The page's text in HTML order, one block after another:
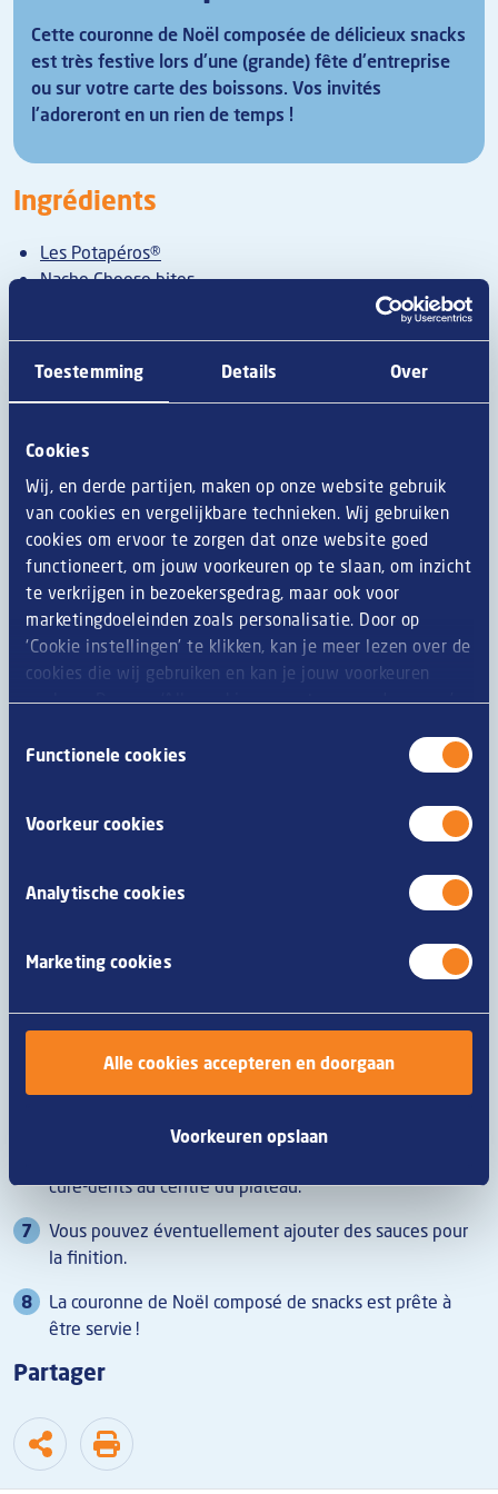
Toestemming Details Over
Cookies
Wij, en derde partijen, maken op onze website gebruik
van cookies en vergelijkbare technieken. Wij gebruiken
cookies om ervoor te zorgen dat onze website goed
functioneert, om jouw voorkeuren op te slaan, om inzicht
te verkrijgen in bezoekersgedrag, maar ook voor
marketingdoeleinden zoals personalisatie. Door op
‘Cookie instellingen’ te klikken, kan je meer lezen over de
cookies die wij gebruiken en kan je jouw voorkeuren
opslaan. Door op ‘Alle cookies accepteren en doorgaan’
cookies zoals omschreven in onze
Functionele cookies
Voorkeur cookies
Analytische cookies
Marketing cookies
Alle cookies accepteren en doorgaan
Voorkeuren opslaan
Cette couronne de Noël composée de délicieux snacks
est très festive lors d'une (grande) fête d'entreprise
ou sur votre carte des boissons. Vos invités
l'adoreront en un rien de temps !
Ingrédients
Les Potapéros®
Nacho Cheese bites
Bouchées Nacho Cheese (4 pièces)
Boulettes apéro De Bourgondiër (5 pièces)
Canneberge (9 pièces)
1 figue
2 grappes de tomates cerises
1 grappe de raisins
6 branches de romarin
Moutarde
Sauce chili
Cure-dents
Astuce : Vous pouvez augmenter ou diminuer la taille de
la couronne de Noël, en fonction des personnes
présentes.
Faites cuire les snacks en suivant les indications des
Coupez la figue en 4 quartiers et la branche de romarin
Déposez les morceaux de romarin sur le bord d'un
plateau rond qui servira à présenter la couronne de
Noël.
Déposez ensuite sur le romarin les quartiers de figue 2
cure-dents au centre du plateau.
Vous pouvez éventuellement ajouter des sauces pour
la finition.
La couronne de Noël composé de snacks est prête à
être servie !
Partager